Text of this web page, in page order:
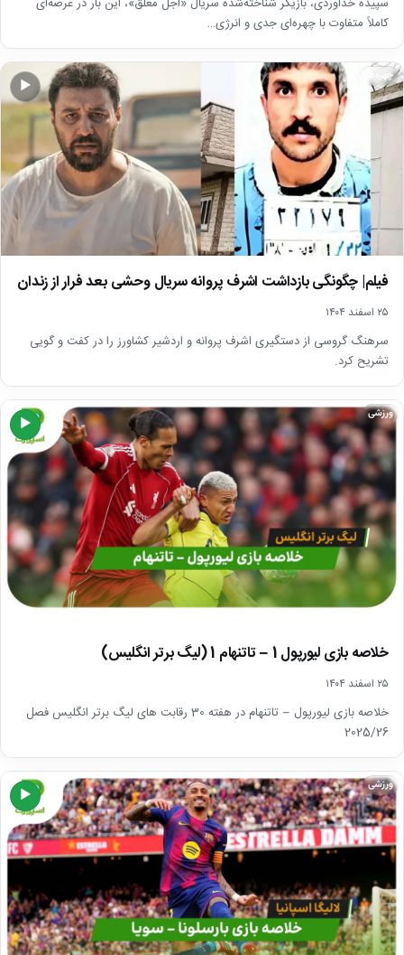
کاملاً متفاوت با چهره‌ای جدی و انرژی…
▶
چهره‌ها
فیلم| چگونگی بازداشت اشرف پروانه سریال وحشی بعد فرار از زندان
۲۵ اسفند ۱۴۰۴
سرهنگ گروسی از دستگیری اشرف پروانه و اردشیر کشاورز را در کفت و گویی
تشریح کرد.
▶
ورزشی
خلاصه بازی لیورپول 1 – تاتنهام 1 (لیگ برتر انگلیس)
۲۵ اسفند ۱۴۰۴
خلاصه بازی لیورپول – تاتنهام در هفته 30 رقابت های لیگ برتر انگلیس فصل
2025/26
▶
ورزشی